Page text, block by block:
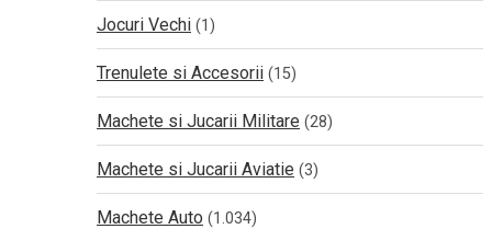
Jocuri Vechi (1)
Trenulete si Accesorii (15)
Machete si Jucarii Militare (28)
Machete si Jucarii Aviatie (3)
Machete Auto (1.034)